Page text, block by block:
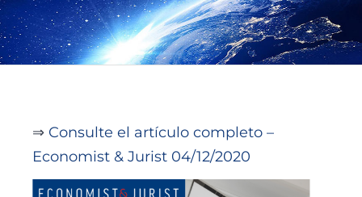
⇒ Consulte el artículo completo –
Economist & Jurist 04/12/2020